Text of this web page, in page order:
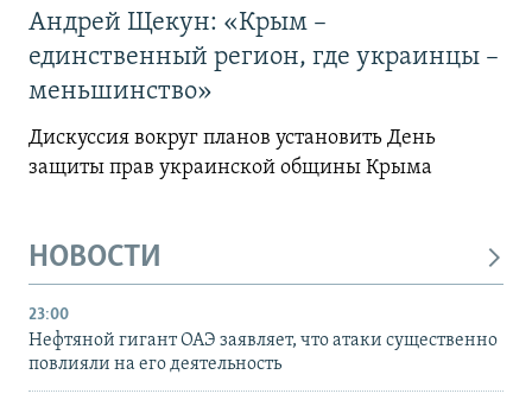
Андрей Щекун: «Крым –
единственный регион, где украинцы –
меньшинство»
Дискуссия вокруг планов установить День
защиты прав украинской общины Крыма
НОВОСТИ
23:00
Нефтяной гигант ОАЭ заявляет, что атаки существенно
повлияли на его деятельность